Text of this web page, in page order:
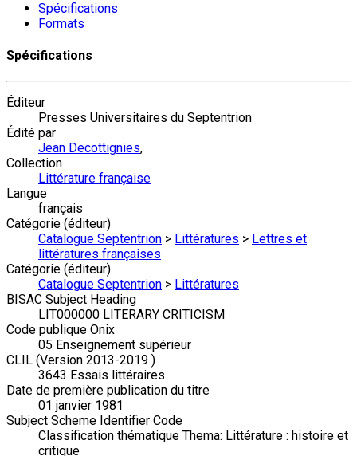
Spécifications
Formats
Spécifications
Éditeur
Presses Universitaires du Septentrion
Édité par
Jean Decottignies,
Collection
Littérature française
Langue
français
Catégorie (éditeur)
Catalogue Septentrion > Littératures > Lettres et
littératures françaises
Catégorie (éditeur)
Catalogue Septentrion > Littératures
BISAC Subject Heading
LIT000000 LITERARY CRITICISM
Code publique Onix
05 Enseignement supérieur
CLIL (Version 2013-2019 )
3643 Essais littéraires
Date de première publication du titre
01 janvier 1981
Subject Scheme Identifier Code
Classification thématique Thema: Littérature : histoire et
critique